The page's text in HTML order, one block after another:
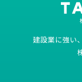
建設業に強い